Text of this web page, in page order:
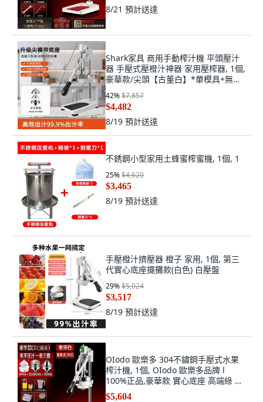
8/21 預計送達
Shark家具 商用手動榨汁機 平頭壓汁
器 手壓式壓橙汁神器 家用壓榨器, 1個,
豪華款/尖頭【古董白】*單模具+無禮
42%$7,857
$4,482
8/19 預計送達
不銹鋼小型家用土蜂蜜榨蜜機, 1個, 1
25%$4,620
$3,465
8/19 預計送達
手壓橙汁擠壓器 橙子 家用, 1個, 第三
代實心底座擺攤款(白色) 白壓盤
29%$5,024
$3,517
8/19 預計送達
OIodo 歐樂多 304不鏽鋼手壓式水果
榨汁機, 1個, OIodo 歐樂多品牌 l
100%正品,豪華款 實心底座 高端綠 3
模具+子母杯
$5,604